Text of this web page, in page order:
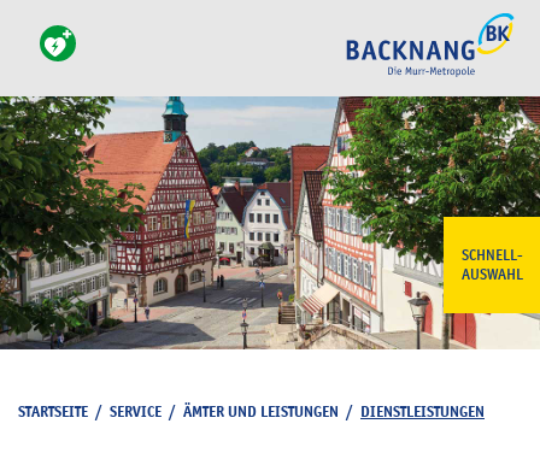
SCHNELL-
AUSWAHL
STARTSEITE / SERVICE / ÄMTER UND LEISTUNGEN / DIENSTLEISTUNGEN